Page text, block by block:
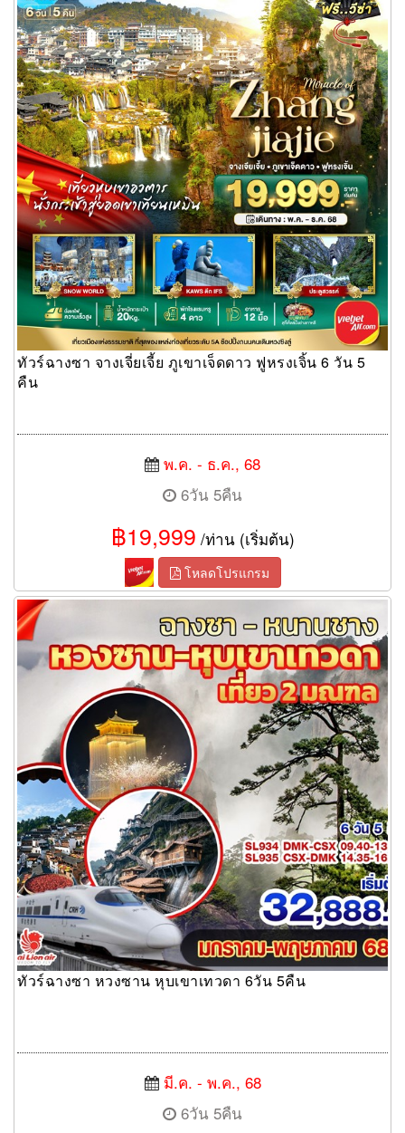
ทัวร์ฉางซา จางเจี่ยเจี้ย ภูเขาเจ็ดดาว ฟูหรงเจิ้น 6 วัน 5
คืน
พ.ค. - ธ.ค., 68
6วัน 5คืน
฿19,999 /ท่าน (เริ่มต้น)
โหลดโปรแกรม
ทัวร์ฉางซา หวงซาน หุบเขาเทวดา 6วัน 5คืน
ทัวร์ฉางซา หวงซาน หุบเขาเทวดา 6วัน 5คืน
มี.ค. - พ.ค., 68
6วัน 5คืน